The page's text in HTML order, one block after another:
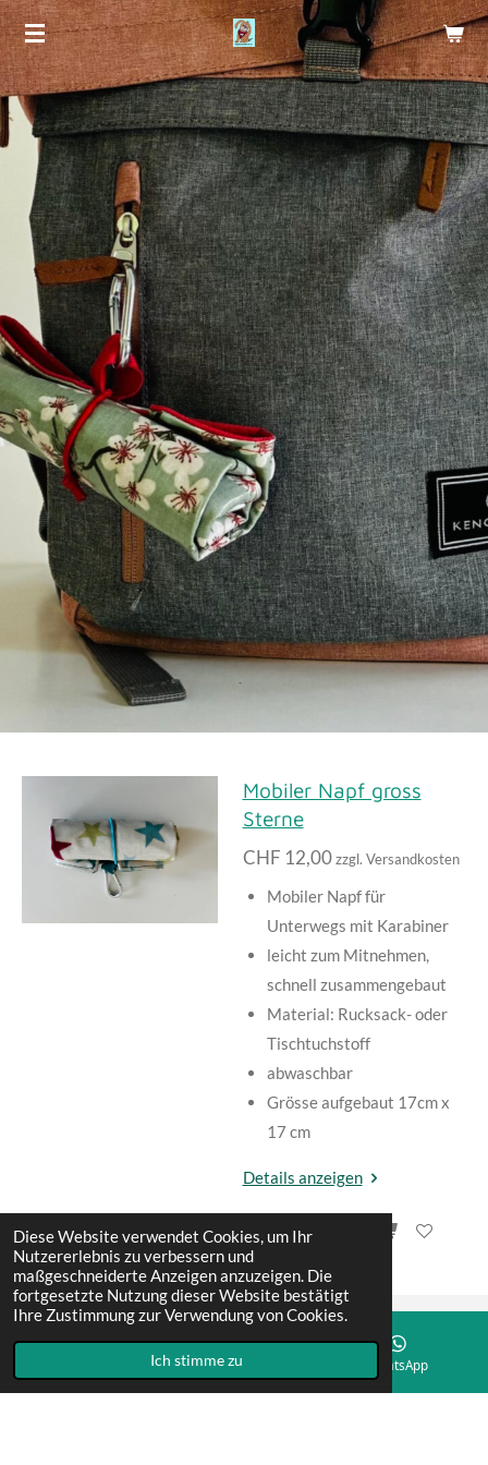
Diese Website verwendet Cookies, um Ihr
Nutzererlebnis zu verbessern und
maßgeschneiderte Anzeigen anzuzeigen. Die
fortgesetzte Nutzung dieser Website bestätigt
Ihre Zustimmung zur Verwendung von Cookies.
Ich stimme zu
Zum
Hauptinhalt
springen
Mobiler Napf gross
Sterne
CHF 12,00 zzgl. Versandkosten
Mobiler Napf für
Unterwegs mit Karabiner
leicht zum Mitnehmen,
schnell zusammengebaut
Material: Rucksack- oder
Tischtuchstoff
abwaschbar
Grösse aufgebaut 17cm x
17 cm
Details anzeigen
In den Warenkorb
Datenschutzbestimmungen
© 2022 - 2026 dogfun&more
Telefon WhatsApp